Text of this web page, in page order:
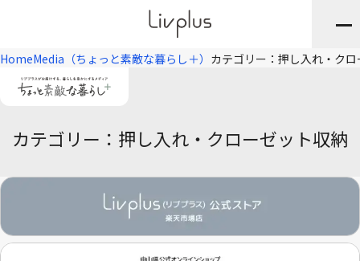
HomeMedia（ちょっと素敵な暮らし＋） カテゴリー：押し入れ・ク
カテゴリー：押し入れ・クローゼット収納